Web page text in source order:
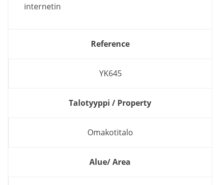
internetin
Reference
YK645
Talotyyppi / Property
Omakotitalo
Alue/ Area